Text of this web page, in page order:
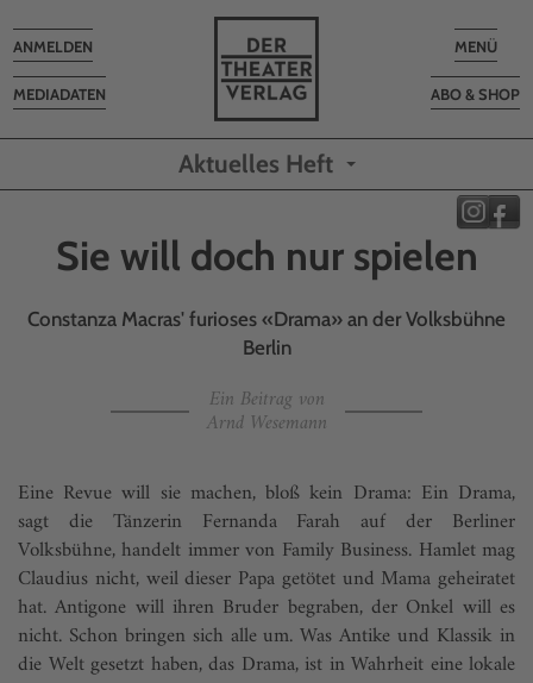
Toggle
MENÜ
ABO & SHOP
MEDIADATEN
Toggle
navigation
ANMELDEN
Aktuelles Heft
Sie will doch nur spielen
Constanza Macras' furioses «Drama» an der Volksbühne
Berlin
Ein Beitrag von
Arnd Wesemann
Eine Revue will sie machen, bloß kein Drama: Ein Drama,
sagt die Tänzerin Fernanda Farah auf der Berliner
Volksbühne, handelt immer von Family Business. Hamlet mag
Claudius nicht, weil dieser Papa getötet und Mama geheiratet
hat. Antigone will ihren Bruder begraben, der Onkel will es
nicht. Schon bringen sich alle um. Was Antike und Klassik in
die Welt gesetzt haben, das Drama, ist in Wahrheit eine lokale